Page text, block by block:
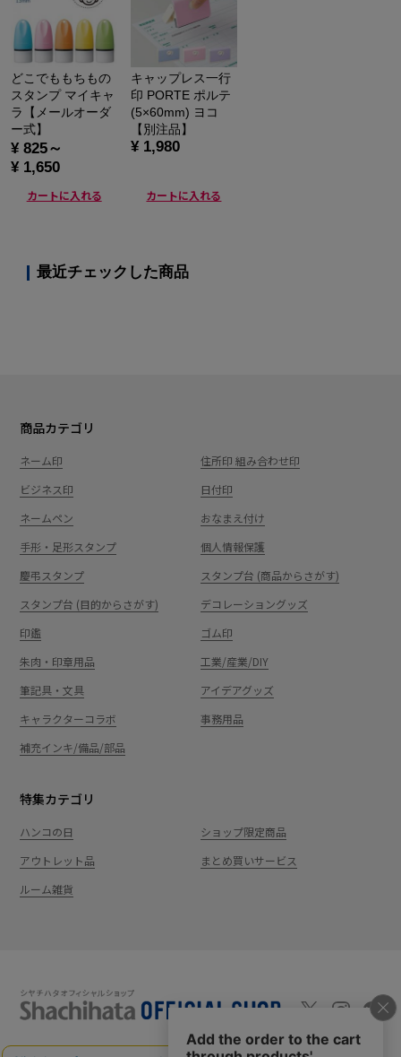
どこでももちもの
スタンプ マイキャ
ラ【メールオーダ
ー式】
¥ 825～
¥ 1,650
カートに入れる
キャップレス一行
印 PORTE ポルテ
(5×60mm) ヨコ
【別注品】
¥ 1,980
カートに入れる
最近チェックした商品
商品カテゴリ
ネーム印
住所印 組み合わせ印
ビジネス印
日付印
ネームペン
おなまえ付け
手形・足形スタンプ
個人情報保護
慶弔スタンプ
スタンプ台 (商品からさがす)
スタンプ台 (目的からさがす)
デコレーショングッズ
印鑑
ゴム印
朱肉・印章用品
工業/産業/DIY
筆記具・文具
アイデアグッズ
キャラクターコラボ
事務用品
補充インキ/備品/部品
特集カテゴリ
ハンコの日
ショップ限定商品
アウトレット品
まとめ買いサービス
ルーム雑貨